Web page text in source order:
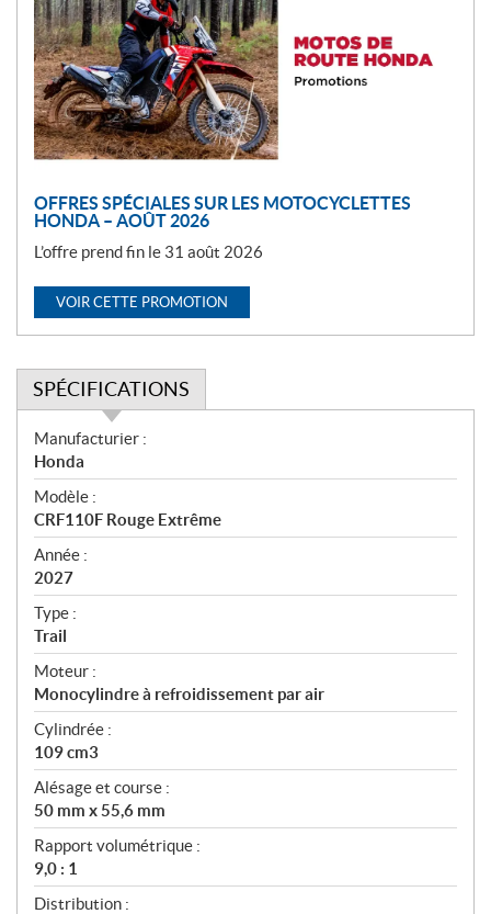
m
o
t
i
o
n
OFFRES SPÉCIALES SUR LES MOTOCYCLETTES
HONDA – AOÛT 2026
L’offre prend fin le 31 août 2026
VOIR CETTE PROMOTION
SPÉCIFICATIONS
S
p
é
c
i
f
i
c
a
t
i
o
n
s
Manufacturier :
Honda
Modèle :
CRF110F Rouge Extrême
Année :
2027
Type :
Trail
Moteur :
Monocylindre à refroidissement par air
Cylindrée :
109 cm3
Alésage et course :
50 mm x 55,6 mm
Rapport volumétrique :
9,0 : 1
Distribution :